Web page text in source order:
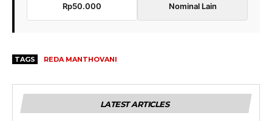
Rp50.000 Nominal Lain
TAGS REDA MANTHOVANI
LATEST ARTICLES